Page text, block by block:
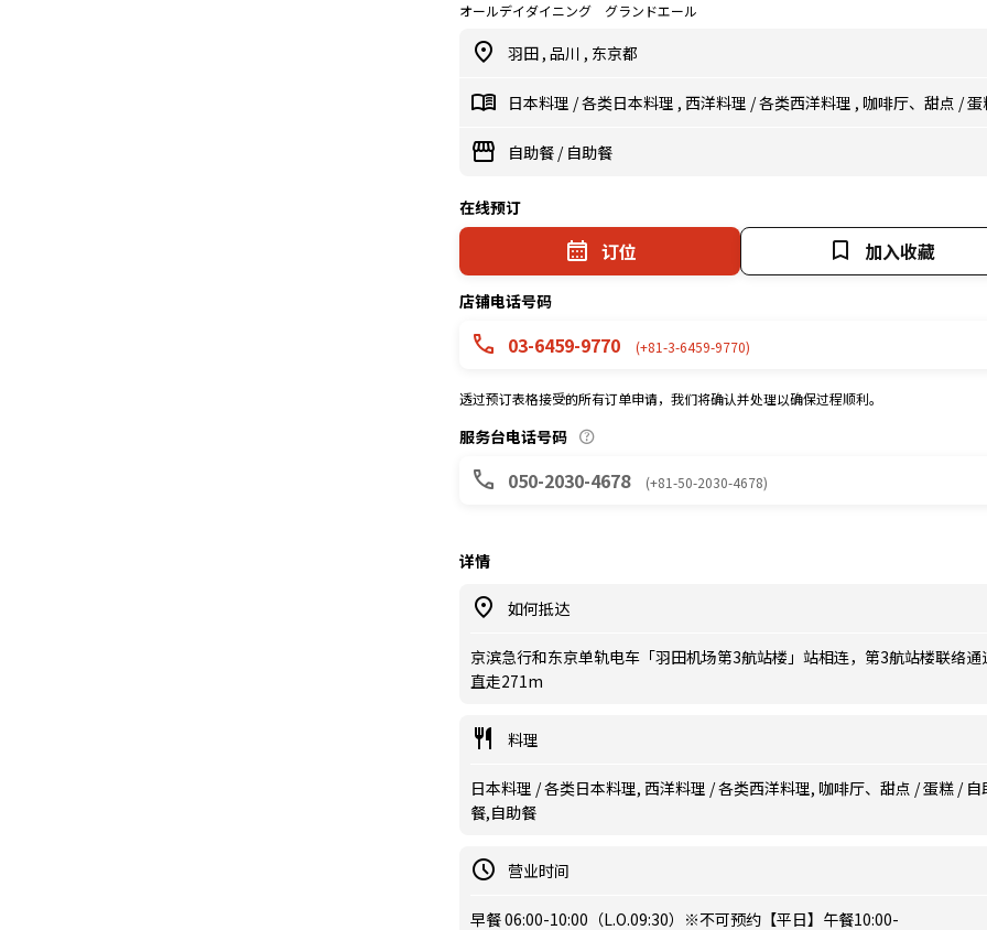
オールデイダイニング グランドエール
羽田 , 品川 , 东京都
日本料理 /各类日本料理 , 西洋料理 /各类西洋料理 , 咖啡厅、甜点 /蛋
自助餐 / 自助餐
在线预订
订位 加入收藏
店铺电话号码
03-6459-9770 (+81-3-6459-9770)
透过预订表格接受的所有订单申请，我们将确认并处理以确保过程顺利。
服务台电话号码
050-2030-4678 (+81-50-2030-4678)
详情
如何抵达
京滨急行和东京单轨电车「羽田机场第3航站楼」站相连，第3航站楼联络通
直走271m
料理
日本料理 / 各类日本料理, 西洋料理 / 各类西洋料理, 咖啡厅、甜点 / 蛋糕 / 自
餐,自助餐
营业时间
早餐 06:00-10:00（L.O.09:30）※不可预约【平日】午餐10:00-